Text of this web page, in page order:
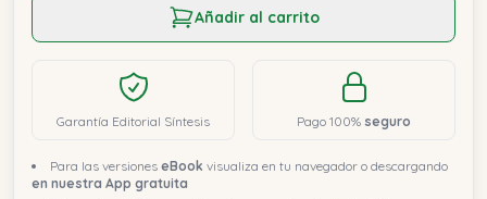
Añadir al carrito
Garantía Editorial Síntesis Pago 100% seguro
Para las versiones eBook visualiza en tu navegador o descargando
en nuestra App gratuita